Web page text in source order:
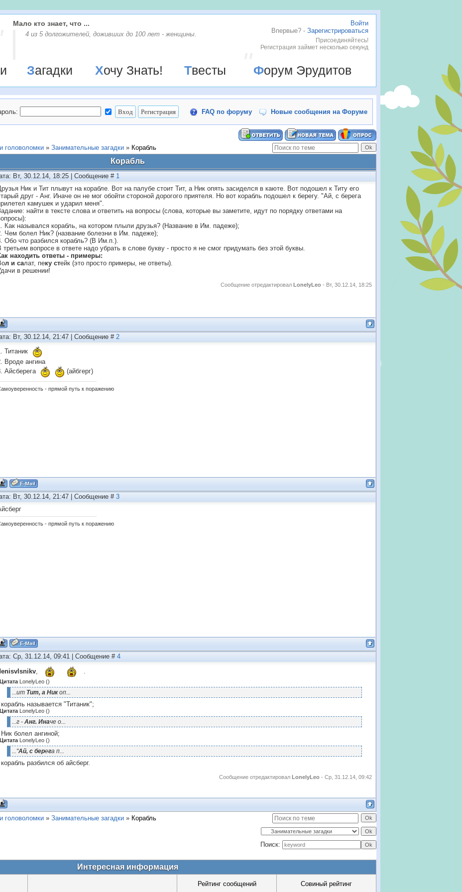
Войти
Впервые? - Зарегистрироваться
Присоединяйтесь!
Регистрация займет несколько секунд
Мало кто знает, что ...
4 из 5 долгожителей, доживших до 100 лет - женщины.
Загадки Хочу Знать! Твесты Форум Эрудитов
FAQ по форуму Новые сообщения на Форуме
головоломки » Занимательные загадки » Корабль
Корабль
Вт, 30.12.14, 18:25 | Сообщение # 1
Ник и Тит плывут на корабле. Вот на палубе стоит Тит, а Ник опять засиделся в каюте. Вот подошел к Титу его
друг - Анг. Иначе он не мог обойти стороной дорогого приятеля. Но вот корабль подошел к берегу. "Ай, с берега
камушек и ударил меня".
найти в тексте слова и ответить на вопросы (слова, которые вы заметите, идут по порядку ответами на
Как назывался корабль, на котором плыли друзья? (Название в Им. падеже);
Чем болел Ник? (название болезни в Им. падеже);
Обо что разбился корабль? (В Им.п.).
третьем вопросе в ответе надо убрать в слове букву - просто я не смог придумать без этой буквы.
находить ответы - примеры:
л и салат, пеку стейк (это просто примеры, не ответы).
в решении!
Сообщение отредактировал LonelyLeo - Вт, 30.12.14, 18:25
Вт, 30.12.14, 21:47 | Сообщение # 2
Титаник
Вроде ангина
Айсберега
(айбгерг)
- прямой путь к поражению
Вт, 30.12.14, 21:47 | Сообщение # 3
- прямой путь к поражению
Ср, 31.12.14, 09:41 | Сообщение # 4
, .
Цитата LonelyLeo ()
...ит Тит, а Никоп...
называется "Титаник";
Цитата LonelyLeo ()
...г - Анг. Иначе о...
болел ангиной;
Цитата LonelyLeo ()
..."Ай, с берега п...
разбился об айсберг.
Сообщение отредактировал LonelyLeo - Ср, 31.12.14, 09:42
головоломки » Занимательные загадки » Корабль
Поиск:
Интересная информация
Рейтинг сообщений Совиный рейтинг